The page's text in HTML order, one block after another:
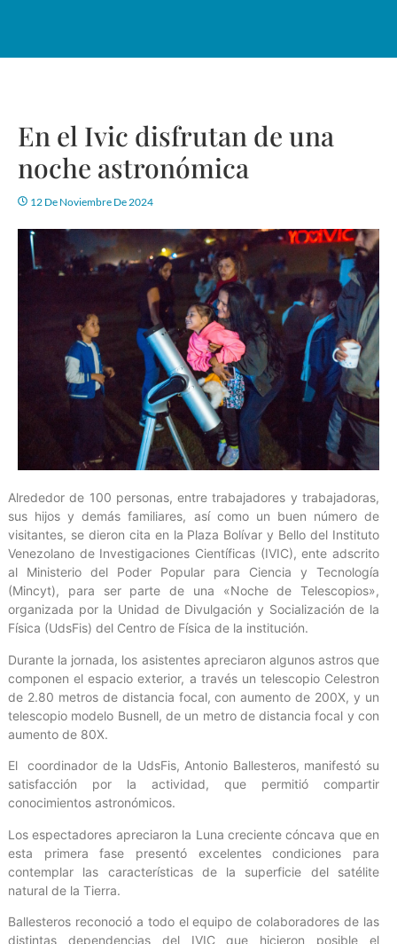
En el Ivic disfrutan de una
noche astronómica
12 De Noviembre De 2024
Alrededor de 100 personas, entre trabajadores y trabajadoras,
sus hijos y demás familiares, así como un buen número de
visitantes, se dieron cita en la Plaza Bolívar y Bello del Instituto
Venezolano de Investigaciones Científicas (IVIC), ente adscrito
al Ministerio del Poder Popular para Ciencia y Tecnología
(Mincyt), para ser parte de una «Noche de Telescopios»,
organizada por la Unidad de Divulgación y Socialización de la
Física (UdsFis) del Centro de Física de la institución.
Durante la jornada, los asistentes apreciaron algunos astros que
componen el espacio exterior, a través un telescopio Celestron
de 2.80 metros de distancia focal, con aumento de 200X, y un
telescopio modelo Busnell, de un metro de distancia focal y con
aumento de 80X.
El coordinador de la UdsFis, Antonio Ballesteros, manifestó su
satisfacción por la actividad, que permitió compartir
conocimientos astronómicos.
Los espectadores apreciaron la Luna creciente cóncava que en
esta primera fase presentó excelentes condiciones para
contemplar las características de la superficie del satélite
natural de la Tierra.
Ballesteros reconoció a todo el equipo de colaboradores de las
distintas dependencias del IVIC que hicieron posible el